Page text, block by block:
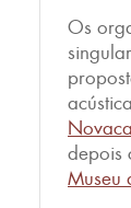
Os
depois
Museu